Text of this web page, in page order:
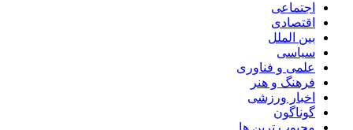
اجتماعی
اقتصادی
بین الملل
سیاسی
علمی و فناوری
فرهنگ و هنر
اخبار ورزشی
گوناگون